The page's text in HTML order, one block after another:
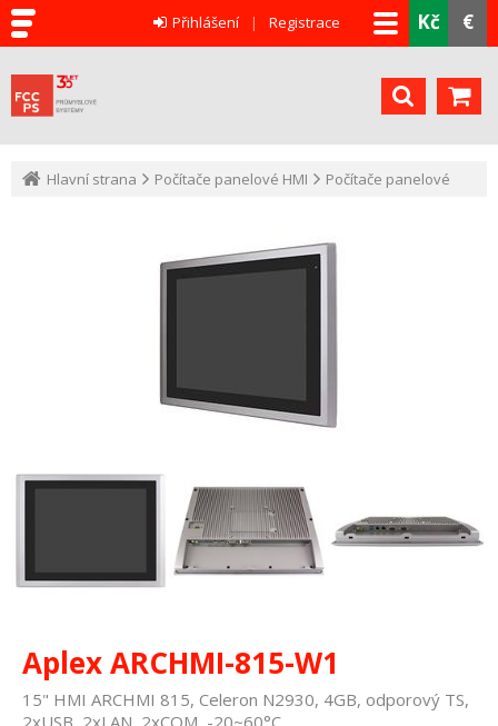
Kč €
Přihlášení Registrace
Hlavní strana Počítače panelové HMI Počítače panelové
Aplex ARCHMI-815-W1
15" HMI ARCHMI 815, Celeron N2930, 4GB, odporový TS,
2xUSB, 2xLAN, 2xCOM, -20~60°C